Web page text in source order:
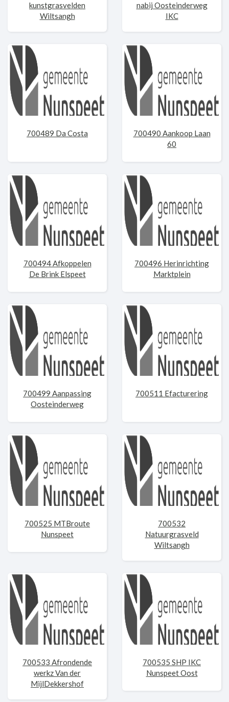
kunstgrasvelden
Wiltsangh
nabij Oosteinderweg
IKC
700489 Da Costa
700490 Aankoop Laan
60
700494 Afkoppelen
De Brink Elspeet
700496 Herinrichting
Marktplein
700499 Aanpassing
Oosteinderweg
700511 Efacturering
700525 MTBroute
Nunspeet
700532
Natuurgrasveld
Wiltsangh
700533 Afrondende
werkz Van der
MijlDekkershof
700535 SHP IKC
Nunspeet Oost